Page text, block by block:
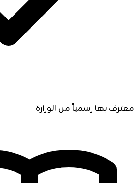
معترف بها رسمياً من الوزارة